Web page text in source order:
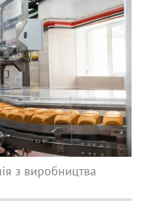
з виробництва